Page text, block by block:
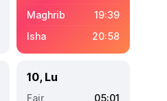
19:39
20:58
10, Lu
05:01